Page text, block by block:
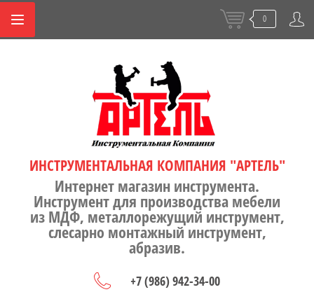
0
ИНСТРУМЕНТАЛЬНАЯ КОМПАНИЯ "АРТЕЛЬ"
Интернет магазин инструмента.
Инструмент для производства мебели
из МДФ, металлорежущий инструмент,
слесарно монтажный инструмент,
абразив.
+7 (986) 942-34-00